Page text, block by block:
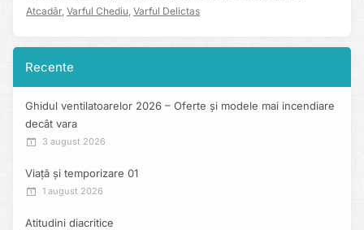
Atcadâr Varful Chediu Varful Delictas
Recente
Ghidul ventilatoarelor 2026 – Oferte și modele mai incendiare
decât vara
3 august 2026
Viață și temporizare 01
1 august 2026
Atitudini diacritice